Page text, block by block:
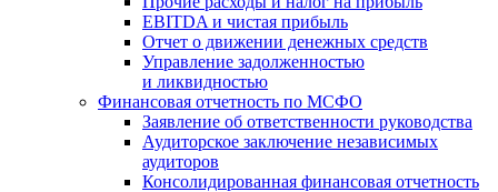
EBITDA и чистая прибыль
Отчет о движении денежных средств
Управление задолженностью
и ликвидностью
Финансовая отчетность по МСФО
Заявление об ответственности руководства
Аудиторское заключение независимых
аудиторов
Консолидированная финансовая отчетность